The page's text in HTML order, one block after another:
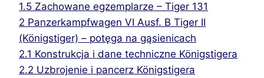
1.5 Zachowane egzemplarze – Tiger 131
2 Panzerkampfwagen VI Ausf. B Tiger II
(Königstiger) – potęga na gąsienicach
2.1 Konstrukcja i dane techniczne Königstigera
2.2 Uzbrojenie i pancerz Königstigera